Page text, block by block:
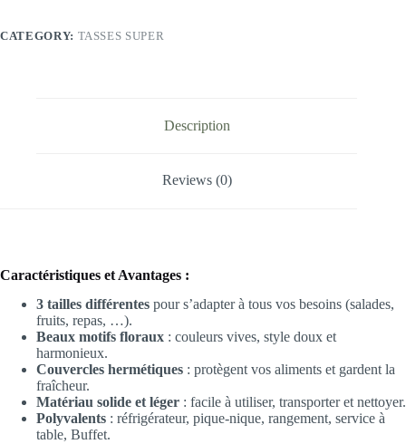
quantity
CATEGORY: TASSES SUPER
Description
Reviews (0)
Caractéristiques et Avantages :
3 tailles différentes pour s’adapter à tous vos besoins (salades,
fruits, repas, …).
Beaux motifs floraux : couleurs vives, style doux et
harmonieux.
Couvercles hermétiques : protègent vos aliments et gardent la
fraîcheur.
Matériau solide et léger : facile à utiliser, transporter et nettoyer.
Polyvalents : réfrigérateur, pique-nique, rangement, service à
table, Buffet.